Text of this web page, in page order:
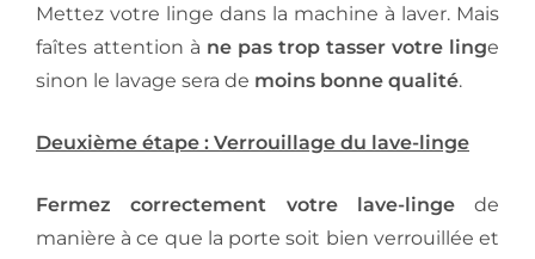
Mettez votre linge dans la machine à laver. Mais
faîtes attention à ne pas trop tasser votre linge
sinon le lavage sera de moins bonne qualité.
Deuxième étape : Verrouillage du lave-linge
Fermez correctement votre lave-lingede
manière à ce que la porte soit bien verrouillée et